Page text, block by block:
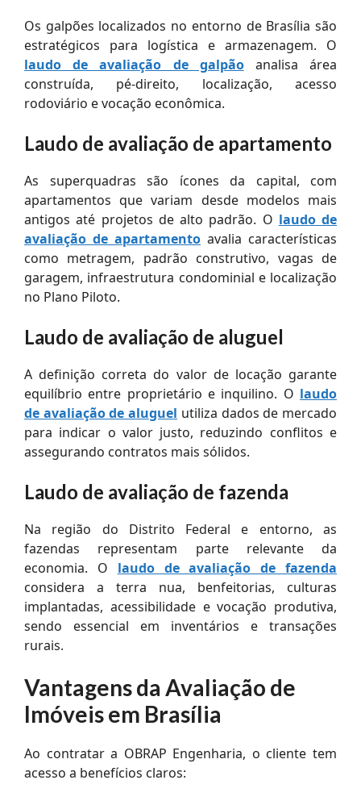
Os galpões localizados no entorno de Brasília são
estratégicos para logística e armazenagem. O
laudo de avaliação de galpãoanalisa área
construída, pé-direito, localização, acesso
rodoviário e vocação econômica.
Laudo de avaliação de apartamento
As superquadras são ícones da capital, com
apartamentos que variam desde modelos mais
antigos até projetos de alto padrão. O laudo de
avaliação de apartamento avalia características
como metragem, padrão construtivo, vagas de
garagem, infraestrutura condominial e localização
no Plano Piloto.
Laudo de avaliação de aluguel
A definição correta do valor de locação garante
equilíbrio entre proprietário e inquilino. O laudo
de avaliação de aluguel utiliza dados de mercado
para indicar o valor justo, reduzindo conflitos e
assegurando contratos mais sólidos.
Laudo de avaliação de fazenda
Na região do Distrito Federal e entorno, as
fazendas representam parte relevante da
economia. O laudo de avaliação de fazenda
considera a terra nua, benfeitorias, culturas
implantadas, acessibilidade e vocação produtiva,
sendo essencial em inventários e transações
rurais.
Vantagens da Avaliação de
Imóveis em Brasília
Ao contratar a OBRAP Engenharia, o cliente tem
acesso a benefícios claros: